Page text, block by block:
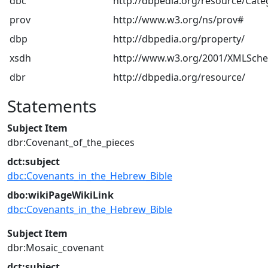
prov
http://www.w3.org/ns/prov#
dbp
http://dbpedia.org/property/
xsdh
http://www.w3.org/2001/
dbr
http://dbpedia.org/resource/
Statements
Subject Item
dbr:Covenant_of_the_pieces
dct:subject
dbc:Covenants_in_the_Hebrew_Bible
dbo:wikiPageWikiLink
dbc:Covenants_in_the_Hebrew_Bible
Subject Item
dbr:Mosaic_covenant